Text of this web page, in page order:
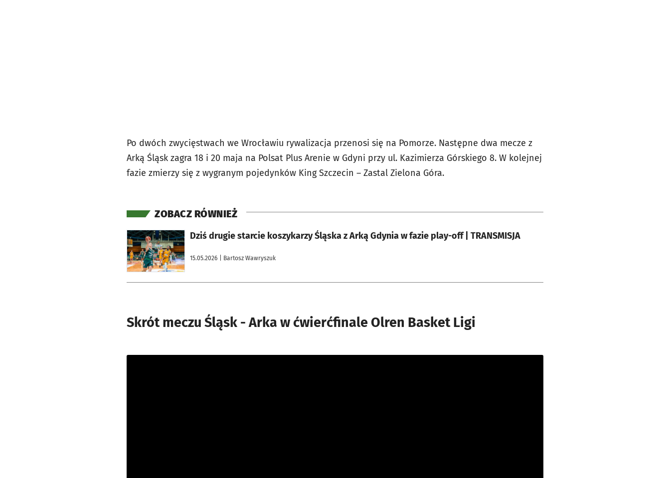
Po dwóch zwycięstwach we Wrocławiu rywalizacja przenosi się na Pomorze. Następne dwa mecze z
Arką Śląsk zagra 18 i 20 maja na Polsat Plus Arenie w Gdyni przy ul. Kazimierza Górskiego 8. W kolejnej
fazie zmierzy się z wygranym pojedynków King Szczecin – Zastal Zielona Góra.
ZOBACZ RÓWNIEŻ
Dziś drugie starcie koszykarzy Śląska z Arką Gdynia w fazie play-off | TRANSMISJA
15.05.2026 | Bartosz Wawryszuk
otworzy się w nowej karcie
Skrót meczu Śląsk - Arka w ćwierćfinale Olren Basket Ligi